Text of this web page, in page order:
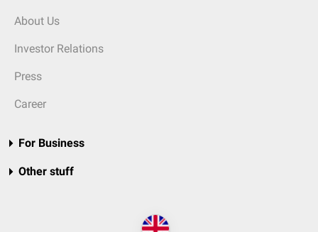
About Us
Investor Relations
Press
Career
For Business
Other stuff